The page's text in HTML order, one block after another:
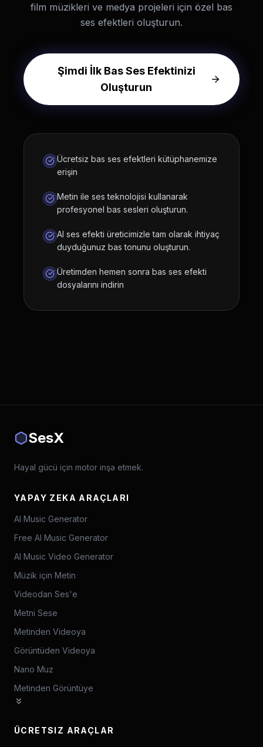
film müzikleri ve medya projeleri için özel bas
ses efektleri oluşturun.
Şimdi İlk Bas Ses Efektinizi
Oluşturun
Ücretsiz bas ses efektleri kütüphanemize
erişin
Metin ile ses teknolojisi kullanarak
profesyonel bas sesleri oluşturun.
AI ses efekti üreticimizle tam olarak ihtiyaç
duyduğunuz bas tonunu oluşturun.
Üretimden hemen sonra bas ses efekti
dosyalarını indirin
SesX
Hayal gücü için motor inşa etmek.
YAPAY ZEKA ARAÇLARI
AI Music Generator
Free AI Music Generator
AI Music Video Generator
Müzik için Metin
Videodan Ses'e
Metni Sese
Metinden Videoya
Görüntüden Videoya
Nano Muz
Metinden Görüntüye
ÜCRETSIZ ARAÇLAR